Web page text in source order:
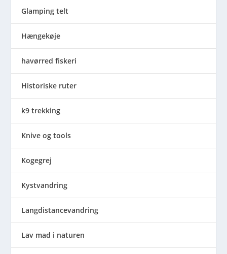
Glamping telt
Hængekøje
havørred fiskeri
Historiske ruter
k9 trekking
Knive og tools
Kogegrej
Kystvandring
Langdistancevandring
Lav mad i naturen